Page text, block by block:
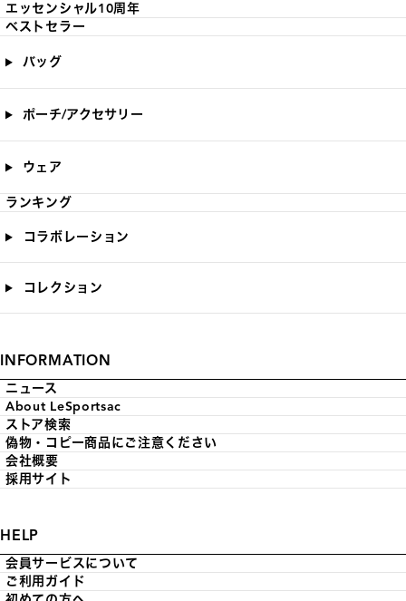
エッセンシャル10周年
ベストセラー
バッグ
ポーチ/アクセサリー
ウェア
ランキング
コラボレーション
コレクション
INFORMATION
ニュース
About LeSportsac
ストア検索
偽物・コピー商品にご注意ください
会社概要
採用サイト
HELP
会員サービスについて
ご利用ガイド